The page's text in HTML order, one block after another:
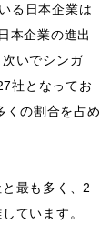
る日本企業は
本企業の進出
いでシンガ
社となってお
くの割合を占め
最も多く、2
ています。